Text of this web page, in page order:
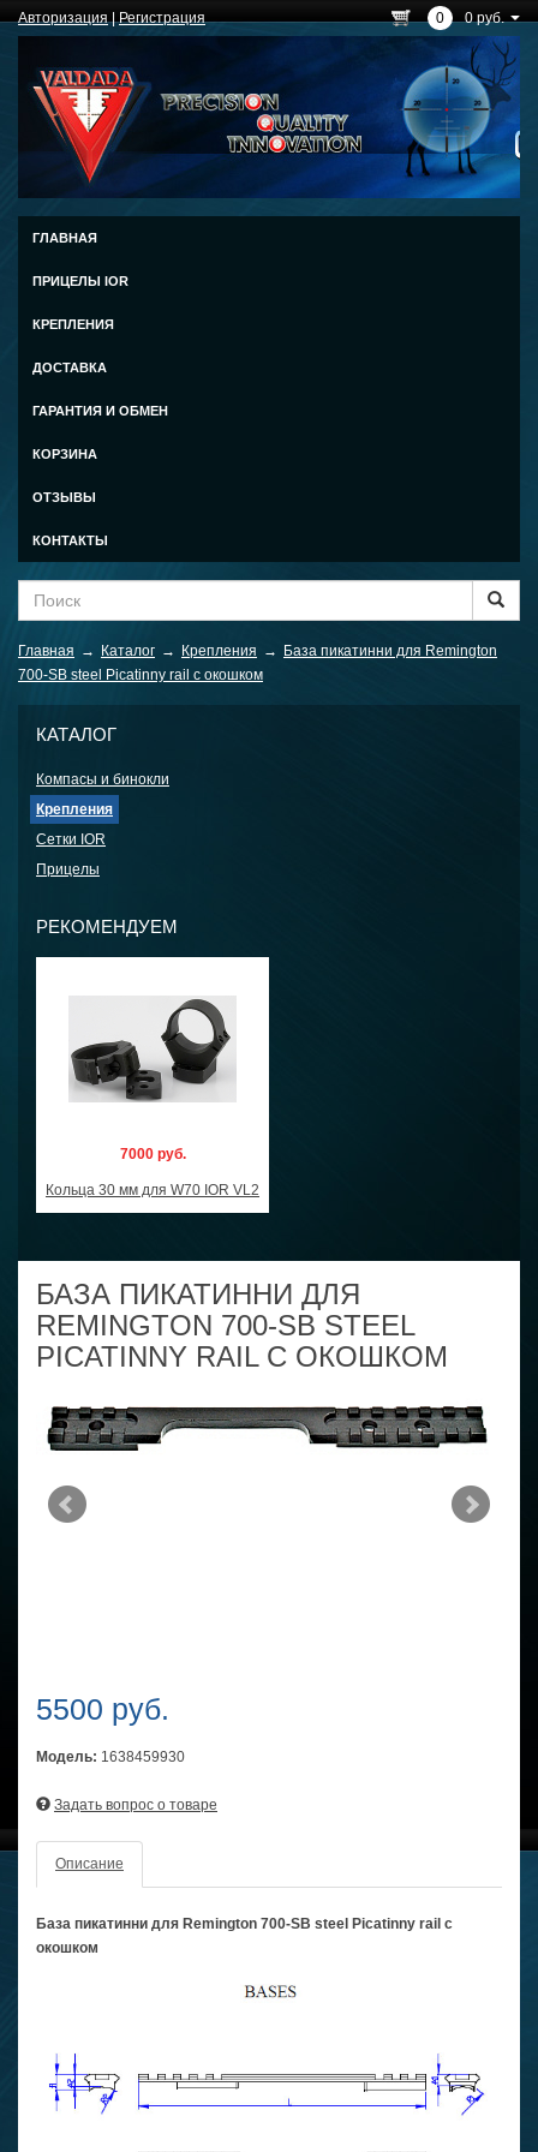
Авторизация|Регистрация 0 0 руб.
ГЛАВНАЯ
ПРИЦЕЛЫ IOR
КРЕПЛЕНИЯ
ДОСТАВКА
ГАРАНТИЯ И ОБМЕН
КОРЗИНА
ОТЗЫВЫ
КОНТАКТЫ
Главная → Каталог → Крепления →
База пикатинни для Remington
700-SB steel Picatinny rail с окошком
КАТАЛОГ
Компасы и бинокли
Крепления
Сетки IOR
Прицелы
РЕКОМЕНДУЕМ
7000 руб.
Кольца 30 мм для W70 IOR VL2
БАЗА ПИКАТИННИ ДЛЯ
REMINGTON 700-SB STEEL
PICATINNY RAIL С ОКОШКОМ
5500 руб.
Модель: 1638459930
Задать вопрос о товаре
Описание
База пикатинни для Remington 700-SB steel Picatinny rail с
окошком